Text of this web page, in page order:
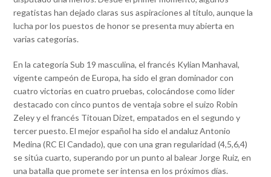
regatistas han dejado claras sus aspiraciones al título, aunque la
lucha por los puestos de honor se presenta muy abierta en
varias categorías.
En la categoría Sub 19 masculina, el francés Kylian Manhaval,
vigente campeón de Europa, ha sido el gran dominador con
cuatro victorias en cuatro pruebas, colocándose como líder
destacado con cinco puntos de ventaja sobre el suizo Robin
Zeley y el francés Titouan Dizet, empatados en el segundo y
tercer puesto. El mejor español ha sido el andaluz Antonio
Medina (RC El Candado), que con una gran regularidad (4,5,6,4)
se sitúa cuarto, superando por un punto al balear Jorge Ruiz, en
una batalla que promete ser intensa en los próximos días.